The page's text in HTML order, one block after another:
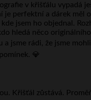
v křišťálu vypadá
je perfektní a dárek měl
jsem ho objednal.
hledá něco originálního
a jsme rádi, že jsme
💎